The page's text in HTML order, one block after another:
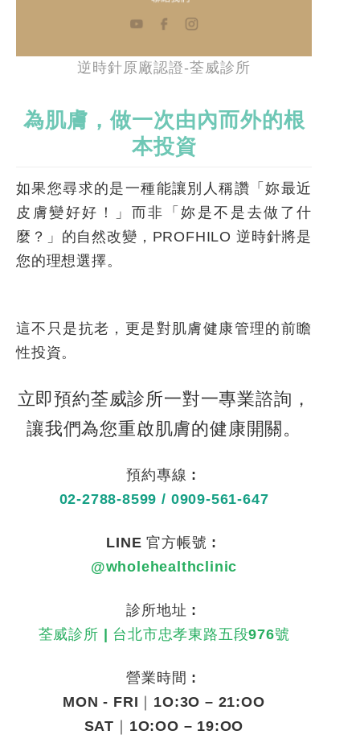
逆時針原廠認證-荃威診所
為肌膚，做一次由內而外的根
本投資
如果您尋求的是一種能讓別人稱讚「妳最近
皮膚變好好！」而非「妳是不是去做了什
麼？」的自然改變，PROFHILO 逆時針將是
您的理想選擇。
這不只是抗老，更是對肌膚健康管理的前瞻
性投資。
立即預約荃威診所一對一專業諮詢，
讓我們為您重啟肌膚的健康開關。
預約專線 :
02-2788-8599 / 0909-561-647
LINE 官方帳號 :
@wholehealthclinic
診所地址 :
荃威診所 | 台北市忠孝東路五段976號
營業時間 :
MON - FRI｜1O:3O – 21:OO
SAT｜1O:OO – 19:OO